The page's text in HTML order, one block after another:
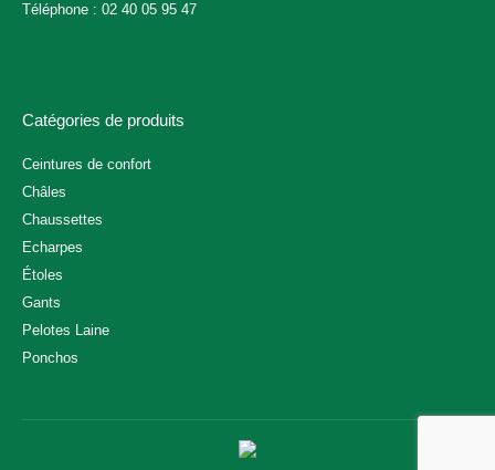
Téléphone : 02 40 05 95 47
Catégories de produits
Ceintures de confort
Châles
Chaussettes
Echarpes
Étoles
Gants
Pelotes Laine
Ponchos